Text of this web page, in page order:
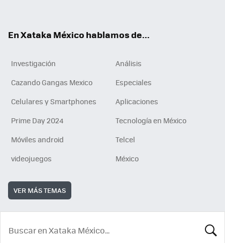
En Xataka México hablamos de...
Investigación
Análisis
Cazando Gangas Mexico
Especiales
Celulares y Smartphones
Aplicaciones
Prime Day 2024
Tecnología en México
Móviles android
Telcel
videojuegos
México
VER MÁS TEMAS